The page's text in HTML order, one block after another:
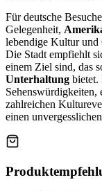
Für deutsche
Gelegenheit,
lebendige Kultur und
Die Stadt empfiehlt
einem Ziel sind, das
Unterhaltung bietet.
Sehenswürdigkeiten,
zahlreichen
einen